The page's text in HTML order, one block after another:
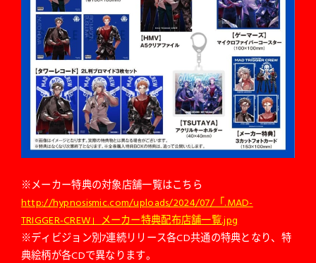
※メーカー特典の対象店舗一覧はこちら
http://hypnosismic.com/uploads/2024/07/「.MAD-
TRIGGER-CREW」メーカー特典配布店舗一覧.jpg
※ディビジョン別7連続リリース各CD共通の特典となり、特
典絵柄が各CDで異なります。